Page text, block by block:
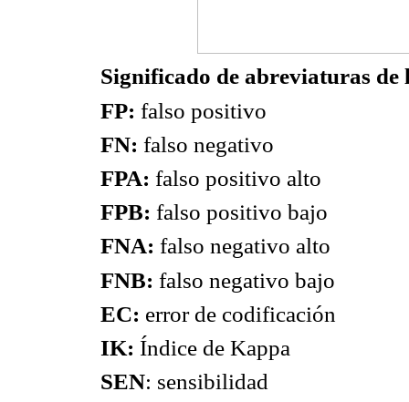
Significado de abreviaturas de
FP: falso positivo
FN: falso negativo
FPA: falso positivo alto
FPB: falso positivo bajo
FNA: falso negativo alto
FNB: falso negativo bajo
EC: error de codificación
IK: Índice de Kappa
SEN: sensibilidad